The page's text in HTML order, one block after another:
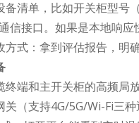
清单，比如开关柜型号
信接口。如果是本地响
式：拿到评估报告，明
端和主开关柜的高频局
（支持4G/5G/Wi-Fi三